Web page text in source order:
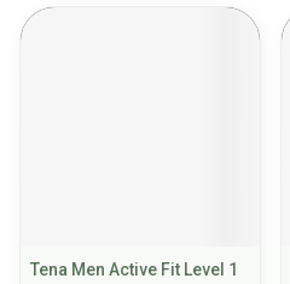
Tena Men Active Fit Level 1